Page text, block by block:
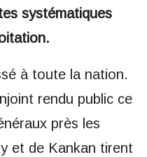
systématiques
à toute la nation.
rendu public ce
près les
et de Kankan tirent